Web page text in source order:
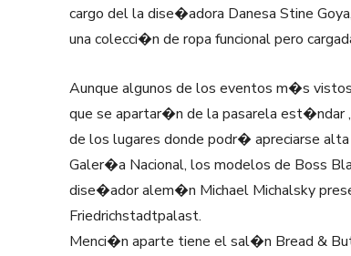
cargo del la dise�adora Danesa Stine
una colecci�n de ropa funcional pero
Aunque algunos de los eventos m�s
que se apartar�n de la pasarela est�ndar
de los lugares donde podr� apreciarse
Galer�a Nacional, los modelos de Boss
dise�ador alem�n Michael Michalsky
Friedrichstadtpalast.
Menci�n aparte tiene el sal�n Bread &